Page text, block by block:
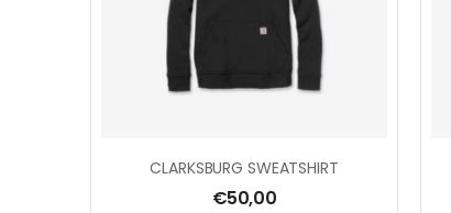
CLARKSBURG SWEATSHIRT
€50,00